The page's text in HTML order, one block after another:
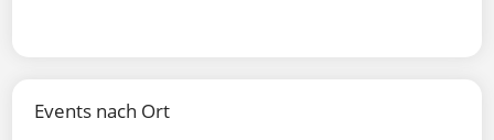
Events nach Ort